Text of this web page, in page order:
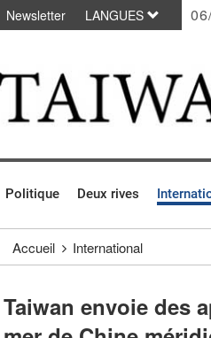
au contenu principal
Newsletter LANGUES
Politique Deux rives
Accueil International
Taiwan envoie des